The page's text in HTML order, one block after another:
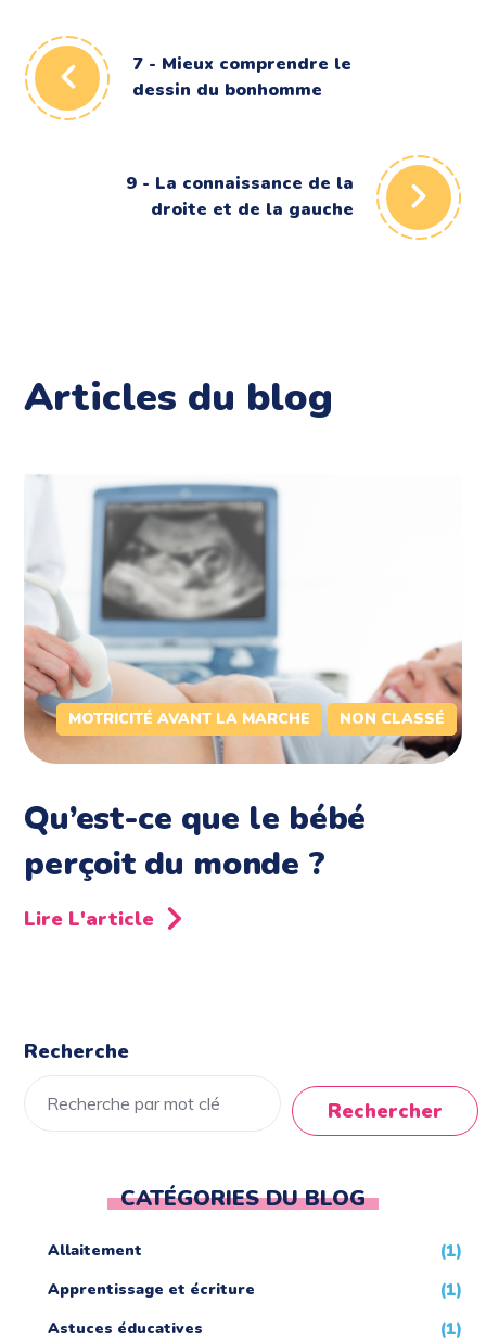
7 - Mieux comprendre le
dessin du bonhomme
9 - La connaissance de la
droite et de la gauche
Articles du blog
MOTRICITÉ AVANT LA MARCHE NON CLASSÉ
Qu’est-ce que le bébé
perçoit du monde ?
Lire L'article
Recherche
Rechercher
CATÉGORIES DU BLOG
Allaitement (1)
Apprentissage et écriture (1)
Astuces éducatives (1)